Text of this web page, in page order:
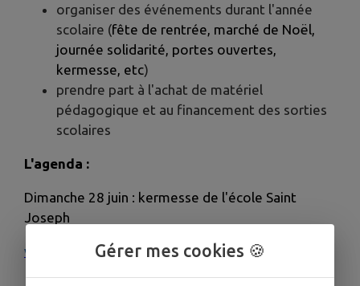
organiser des événements durant l'année
scolaire (fête de rentrée, marché de Noël,
journée solidarité, portes ouvertes,
kermesse, etc)
prendre part à l'achat de matériel
pédagogique et au financement des sorties
scolaires
L'agenda :
Dimanche 28 juin : kermesse de l'école Saint
Joseph
www.rochefort-stjoseph.fr
Gérer mes cookies 🍪